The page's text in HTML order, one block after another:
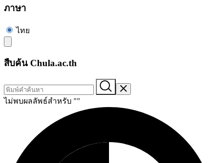
ภาษา
ไทย
สืบค้น Chula.ac.th
ไม่พบผลลัพธ์สำหรับ ""